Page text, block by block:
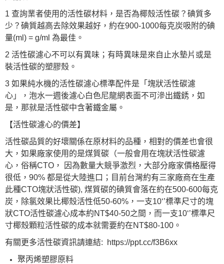
1 查詢業者使用的活性碳材料，是否為椰殼活性碳？碘質多
少？碘質越高去除效果越好，約在900-1000每克炭吸附的碘
量(ml) = g/ml 為最佳。
2 活性碳濾心不可以有異味；有時異味是來自止水墊片或是
裝活性碳的塑膠殼。
3 如果純水機的活性碳濾心標準配件是「塊狀活性碳濾
心」，泡水一週後濾心白色尼龍網表面不可滲出鐵銹，如
是，那就是活性碳中含著鐵金屬。
【活性碳濾心的價差】
活性碳品質的好壞關係在原材料的品種，相對的價差也會很
大，如果廠家使用的是煤質碳（一般會用在塊狀活性碳濾
心，俗稱CTO， 因為數量大競爭激烈，大部分廠家價格壓得
很低，90% 都是從大陸進口；目前台灣約有三家廠商在生產
此種CTO塊狀活性碳), 煤質碳的碘質會落在約在500-600每克
炭，除氯效果比椰殼活性低50-60%，一支10‘’標準尺寸的塊
狀CTO活性碳濾心成本約NT$40-50之間，而一支10‘’標準尺
寸椰殼顆粒活性碳的成本就需要約在NT$80-100。
有關更多活性碳資訊請連結:
https://ppt.cc/f3B6xx
聚丙烯塑膠原料